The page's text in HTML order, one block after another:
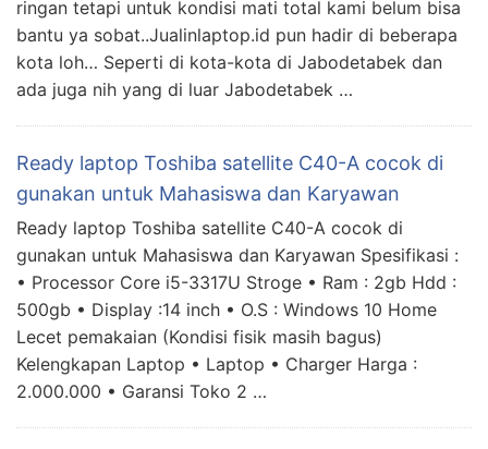
ringan tetapi untuk kondisi mati total kami belum bisa
bantu ya sobat..Jualinlaptop.id pun hadir di beberapa
kota loh… Seperti di kota-kota di Jabodetabek dan
ada juga nih yang di luar Jabodetabek …
Ready laptop Toshiba satellite C40-A cocok di
gunakan untuk Mahasiswa dan Karyawan
Ready laptop Toshiba satellite C40-A cocok di
gunakan untuk Mahasiswa dan Karyawan Spesifikasi :
• Processor Core i5-3317U Stroge • Ram : 2gb Hdd :
500gb • Display :14 inch • O.S : Windows 10 Home
Lecet pemakaian (Kondisi fisik masih bagus)
Kelengkapan Laptop • Laptop • Charger Harga :
2.000.000 • Garansi Toko 2 …